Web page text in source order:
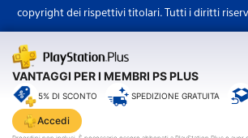
VANTAGGI PER I MEMBRI PS PLUS
5% DI SCONTO SPEDIZIONE GRATUITA
Accedi
copyright dei rispettivi titolari. Tutti i diritti
Paese: Italia
Sony
Interactive
Entertainment